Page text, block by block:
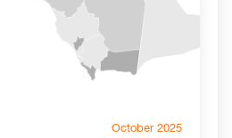
October 2025